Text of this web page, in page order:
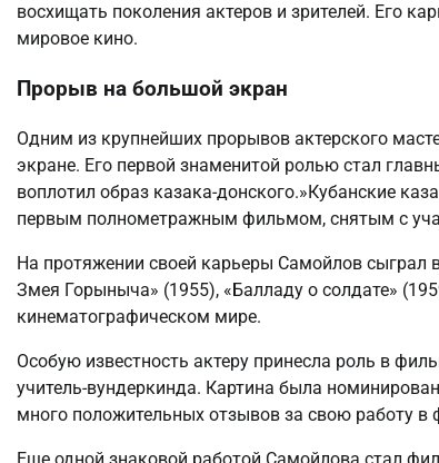
восхищать поколения актеров и зрителей. Его
мировое кино.
Прорыв на большой экран
Одним из крупнейших прорывов актерского
экране. Его первой знаменитой ролью стал
воплотил образ казака-донского.»Кубанские
первым полнометражным фильмом, снятым с
На протяжении своей карьеры Самойлов
Змея Горыныча» (1955), «Балладу о солдате»
кинематографическом мире.
Особую известность актеру принесла роль в
учитель-вундеркинда. Картина была
много положительных отзывов за свою работу в
Еще одной знаковой работой Самойлова стал